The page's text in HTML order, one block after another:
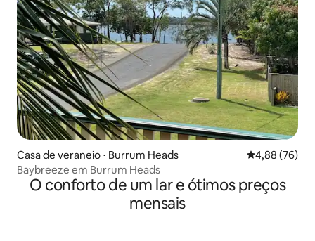
Casa de veraneio ⋅ Burrum Heads 4,88 de uma
4,88 (76)
Baybreeze em Burrum Heads
O conforto de um lar e ótimos preços
mensais